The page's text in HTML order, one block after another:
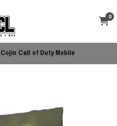
0
Cojín Call of Duty Mobile